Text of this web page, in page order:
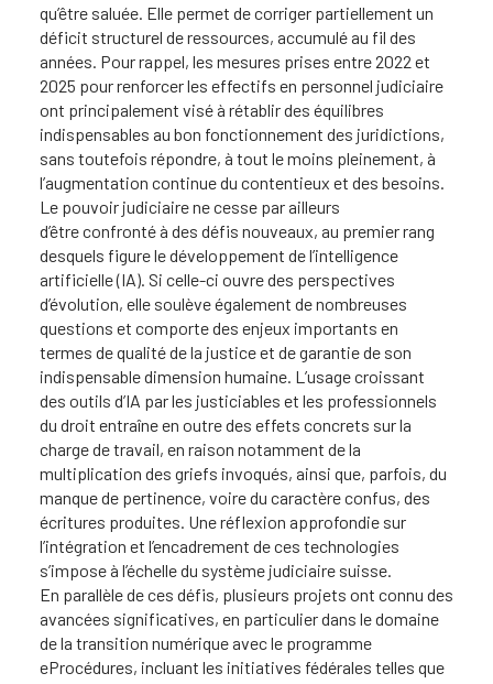
qu’être saluée. Elle permet de corriger partiellement un
déficit structurel de ressources, accumulé au fil des
années. Pour rappel, les mesures prises entre 2022 et
2025 pour renforcer les effectifs en personnel judiciaire
ont principalement visé à rétablir des équilibres
indispensables au bon fonctionnement des juridictions,
sans toutefois répondre, à tout le moins pleinement, à
l’augmentation continue du contentieux et des besoins.
Le pouvoir judiciaire ne cesse par ailleurs
d’être confronté à des défis nouveaux, au premier rang
desquels figure le développement de l’intelligence
artificielle (IA). Si celle-ci ouvre des perspectives
d’évolution, elle soulève également de nombreuses
questions et comporte des enjeux importants en
termes de qualité de la justice et de garantie de son
indispensable dimension humaine. L’usage croissant
des outils d’IA par les justiciables et les professionnels
du droit entraîne en outre des effets concrets sur la
charge de travail, en raison notamment de la
multiplication des griefs invoqués, ainsi que, parfois, du
manque de pertinence, voire du caractère confus, des
écritures produites. Une réflexion approfondie sur
l’intégration et l’encadrement de ces technologies
s’impose à l’échelle du système judiciaire suisse.
En parallèle de ces défis, plusieurs projets ont connu des
avancées significatives, en particulier dans le domaine
de la transition numérique avec le programme
eProcédures, incluant les initiatives fédérales telles que